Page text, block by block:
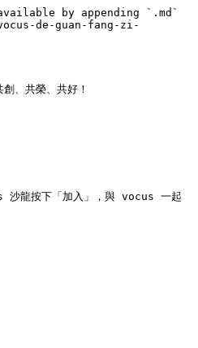
by appending `.md`
de-guan-fang-zi-
、共榮、共好！
沙龍按下「加入」，與 vocus 一起